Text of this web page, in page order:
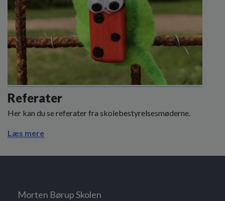
Referater
Her kan du se referater fra skolebestyrelsesmøderne.
Læs mere
Morten Børup Skolen